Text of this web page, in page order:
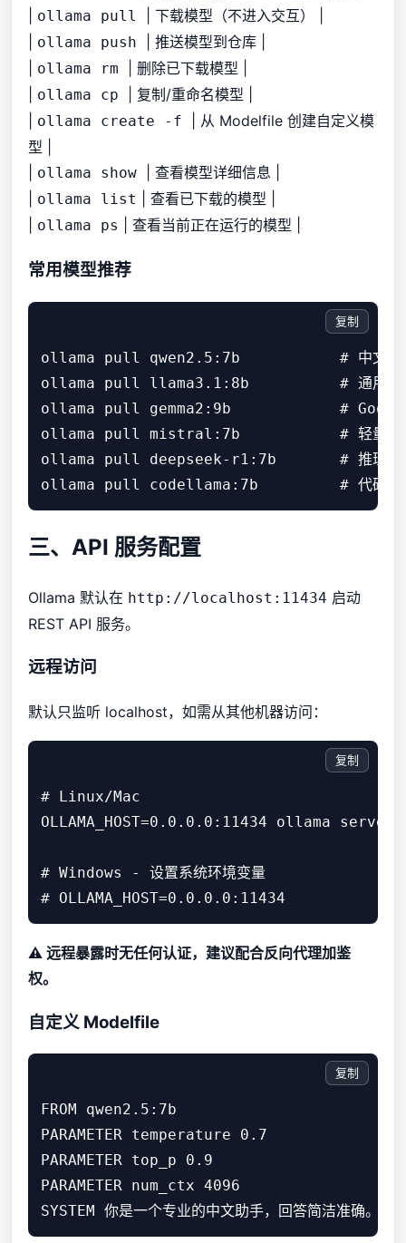
ollama pull
| 下载模型（不进入交互） |
ollama push
| 推送模型到仓库 |
ollama rm
| 删除已下载模型 |
ollama cp
| 复制/重命名模型 |
ollama create -f
| 从 Modelfile 创建自定义模
型 |
ollama show
| 查看模型详细信息 |
ollama list
| 查看已下载的模型 |
ollama ps | 查看当前正在运行的模型 |
常用模型推荐
ollama pull qwen2.5:7b           # 中文能
ollama pull llama3.1:8b          # 通用
ollama pull gemma2:9b            #
ollama pull mistral:7b           # 轻量高
ollama pull deepseek-r1:7b       # 推理模
ollama pull codellama:7b         # 代码专
复制
三、API 服务配置
Ollama 默认在 http://localhost:11434 启动
REST API 服务。
远程访问
默认只监听 localhost，如需从其他机器访问：
# Linux/Mac
OLLAMA_HOST=0.0.0.0:11434 ollama serve
# Windows - 设置系统环境变量
# OLLAMA_HOST=0.0.0.0:11434
复制
⚠️ 远程暴露时无任何认证，建议配合反向代理加鉴
权。
自定义 Modelfile
FROM qwen2.5:7b
PARAMETER temperature 0.7
PARAMETER top_p 0.9
PARAMETER num_ctx 4096
SYSTEM 你是一个专业的中文助手，回答简洁准确。
复制